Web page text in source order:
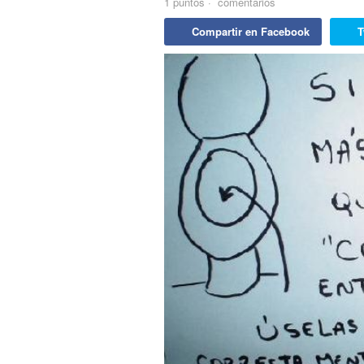
Compartir en Facebook